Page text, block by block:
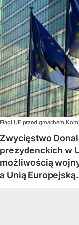
Flagi UE przed gmachem
Zwycięstwo
prezydenckich w
możliwością
a Unią Europejską.